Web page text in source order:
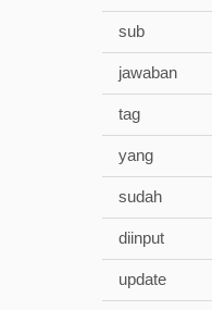
sub
jawaban
tag
yang
sudah
diinput
update